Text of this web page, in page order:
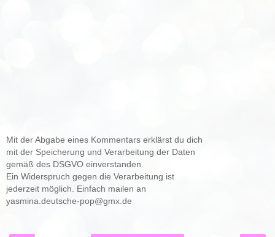
Mit der Abgabe eines Kommentars erklärst du dich
mit der Speicherung und Verarbeitung der Daten
gemäß des DSGVO einverstanden.
Ein Widerspruch gegen die Verarbeitung ist
jederzeit möglich. Einfach mailen an
yasmina.deutsche-pop@gmx.de